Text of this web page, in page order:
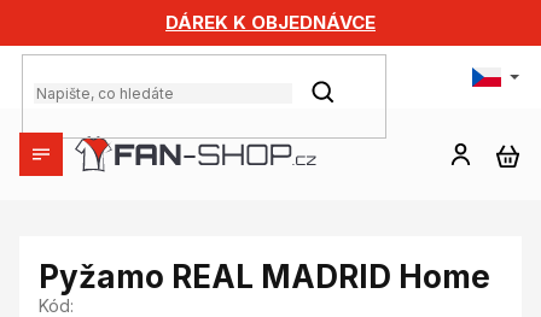
obsah
DÁREK K OBJEDNÁVCE
HLEDAT
Pyžamo REAL MADRID Home
Kód: